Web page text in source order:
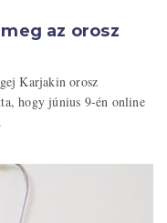
az orosz
Karjakin orosz
hogy június 9-én online